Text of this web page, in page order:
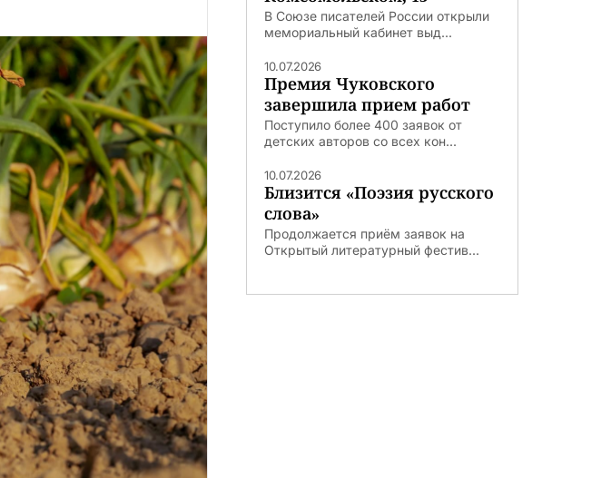
В Союзе писателей России открыли
мемориальный кабинет выд...
10.07.2026
Премия Чуковского
завершила прием работ
Поступило более 400 заявок от
детских авторов со всех кон...
10.07.2026
Близится «Поэзия русского
слова»
Продолжается приём заявок на
Открытый литературный фестив...